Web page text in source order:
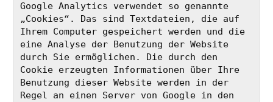
Google Analytics verwendet so genannte
„Cookies“. Das sind Textdateien, die auf
Ihrem Computer gespeichert werden und die
eine Analyse der Benutzung der Website
durch Sie ermöglichen. Die durch den
Cookie erzeugten Informationen über Ihre
Benutzung dieser Website werden in der
Regel an einen Server von Google in den